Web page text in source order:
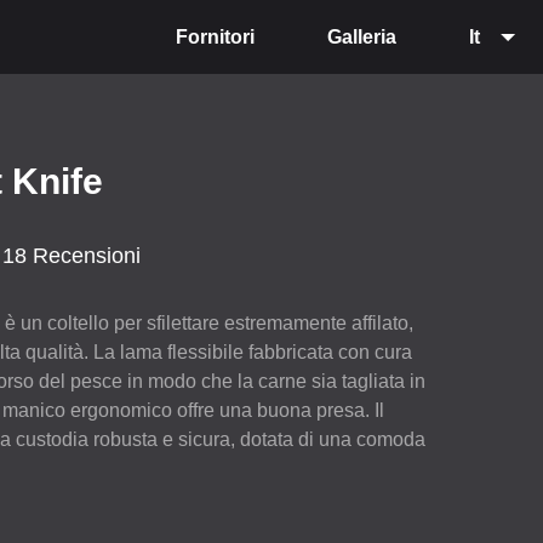
Fornitori Galleria It
Knife
18 Recensioni
un coltello per sfilettare estremamente affilato,
qualità. La lama flessibile fabbricata con cura
del pesce in modo che la carne sia tagliata in
ergonomico offre una buona presa. Il
custodia robusta e sicura, dotata di una comoda